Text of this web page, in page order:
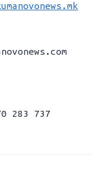
283 737